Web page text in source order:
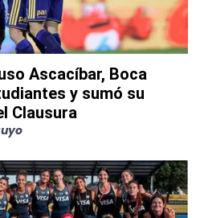
Ascacíbar, Boca
y sumó su
Clausura